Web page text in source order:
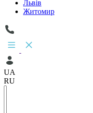
Львів
Житомир
UA
RU